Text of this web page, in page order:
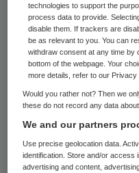
bestuur van De
De Hoogstraat
Stichting De
Stichting De
Rijn
Revalidatie is een
technologies to support the
process data to provide.
disable them. If trackers are
be as relevant to you. You can
withdraw consent at any time by
bottom of the webpage. Your
more details, refer to our Privacy
Would you rather not? Then we
these do not record any data
We and our partners
Use precise geolocation data.
identification. Store and/or access
advertising and content,